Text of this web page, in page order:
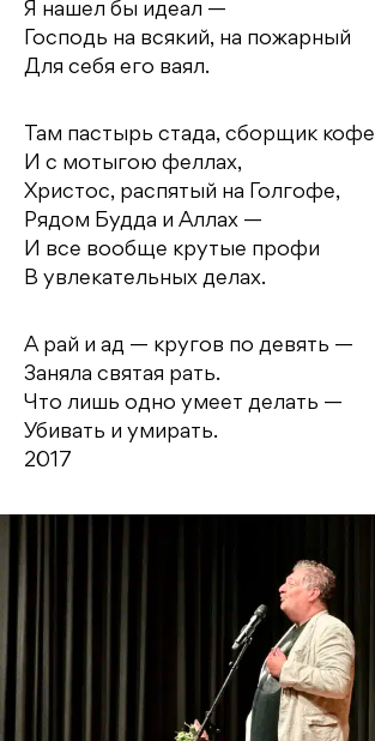
Я нашел бы идеал —
Господь на всякий, на пожарный
Для себя его ваял.
Там пастырь стада, сборщик кофе
И с мотыгою феллах,
Христос, распятый на Голгофе,
Рядом Будда и Аллах —
И все вообще крутые профи
В увлекательных делах.
А рай и ад — кругов по девять —
Заняла святая рать.
Что лишь одно умеет делать —
Убивать и умирать.
2017